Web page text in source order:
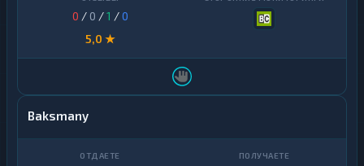
0 / 0 /1 /0
5,0 ★
Baksmany